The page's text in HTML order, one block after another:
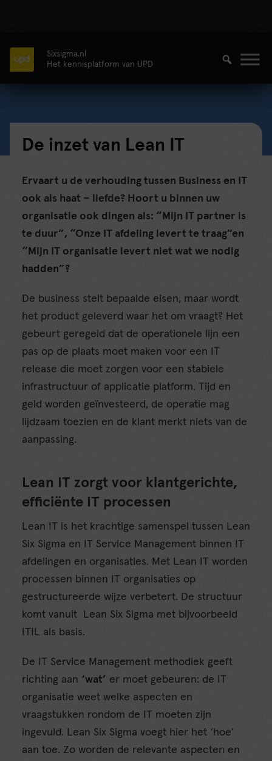
Sixsigma.nl
Het kennisplatform van UPD
De inzet van Lean IT
Ervaart u de verhouding tussen Business en IT
ook als haat – liefde? Hoort u binnen uw
organisatie ook dingen als: “Mijn IT partner is
te duur”, “Onze IT afdeling levert te traag”en
“Mijn IT organisatie levert niet wat we nodig
hadden”?
De business stelt bepaalde eisen, maar wordt
het product geleverd waar het om vraagt? Het
gebeurt geregeld dat de operationele lijn een
pas op de plaats moet maken voor een IT
release die moet zorgen voor een stabiele
infrastructuur of applicatie platform. Tijd en
geld worden geïnvesteerd, de operatie mag
lijdzaam toezien en de klant merkt niets van de
aanpassing.
Lean IT zorgt voor klantgerichte,
efficiënte IT processen
Lean IT is het krachtige samenspel tussen Lean
Six Sigma en IT Service Management binnen IT
afdelingen en organisaties. Met Lean IT worden
processen binnen IT organisaties op
gestructureerde wijze verbetert. De structuur
komt vanuit Lean Six Sigma met bijvoorbeeld
ITIL als basis.
De IT Service Management methodiek geeft
richting aan ‘wat’ er moet gebeuren: de IT
organisatie weet welke aspecten en
vraagstukken rondom de IT moeten zijn
ingevuld. Lean Six Sigma voegt hier het ‘hoe’
aan toe. Zo worden de relevante aspecten en